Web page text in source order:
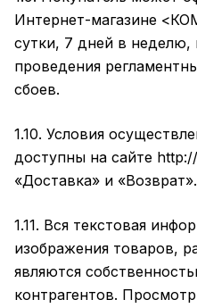
Интернет-магазине
сутки, 7 дней в неделю,
проведения
сбоев.
1.10. Условия
доступны на сайте http://
«Доставка» и «Возврат».
1.11. Вся текстовая
изображения товаров,
являются
контрагентов.